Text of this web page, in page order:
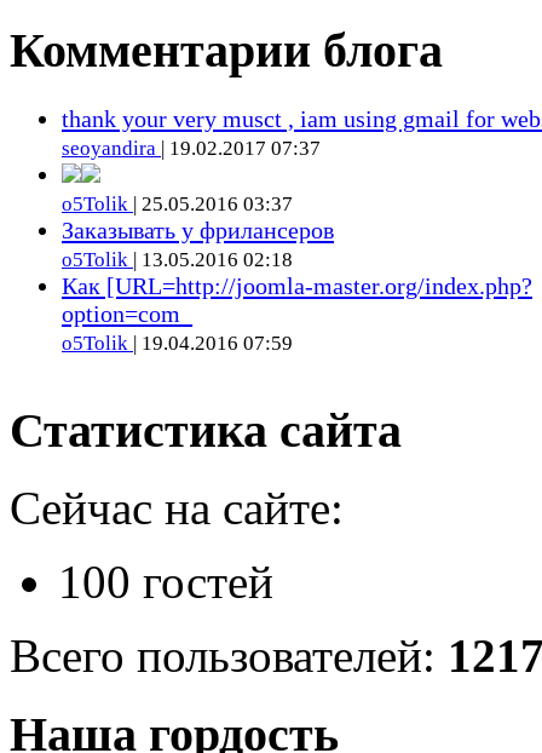
Комментарии блога
thank your very musct , iam using gmail for
seoyandira | 19.02.2017 07:37
o5Tolik | 25.05.2016 03:37
Заказывать у фрилансеров
o5Tolik | 13.05.2016 02:18
Как [URL=http://joomla-master.org/index.php?
option=com_
o5Tolik | 19.04.2016 07:59
Статистика сайта
Сейчас на сайте:
100 гостей
Всего пользователей:
Наша гордость